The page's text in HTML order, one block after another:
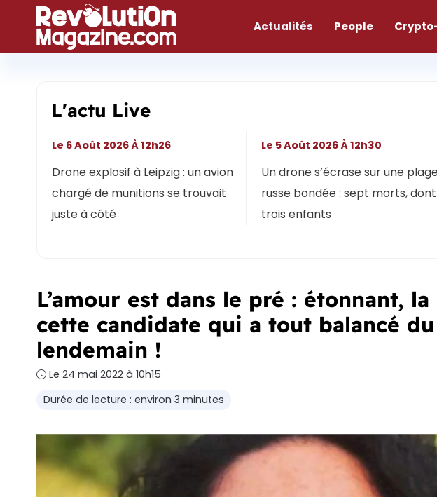
contenu
Actualités People
L'actu Live
Drone explosif à Leipzig : un avion
chargé de munitions se trouvait
juste à côté
Le 6 Août 2026 À 12h26
Un drone s’écrase sur une
russe bondée : sept morts, dont
trois enfants
Le 5 Août 2026 À 12h30
L’amour est dans le pré : étonnant,
cette candidate qui a tout balancé
lendemain !
Le 24 mai 2022 à 10h15
Durée de lecture : environ 3 minutes